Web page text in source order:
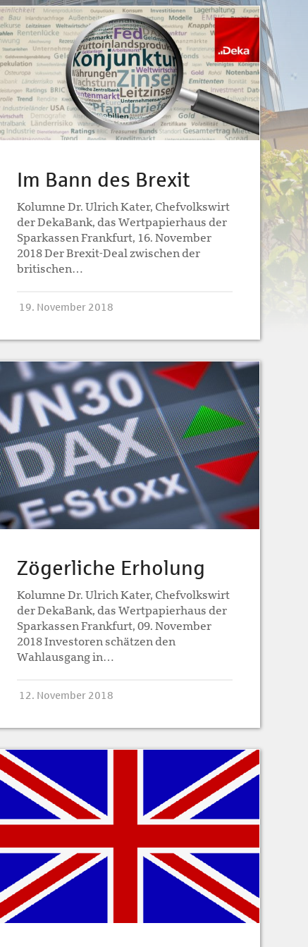
Im Bann des Brexit
Kolumne Dr. Ulrich Kater, Chefvolkswirt
der DekaBank, das Wertpapierhaus der
Sparkassen Frankfurt, 16. November
2018 Der Brexit-Deal zwischen der
britischen…
19. November 2018
Zögerliche Erholung
Kolumne Dr. Ulrich Kater, Chefvolkswirt
der DekaBank, das Wertpapierhaus der
Sparkassen Frankfurt, 09. November
2018 Investoren schätzen den
Wahlausgang in…
12. November 2018